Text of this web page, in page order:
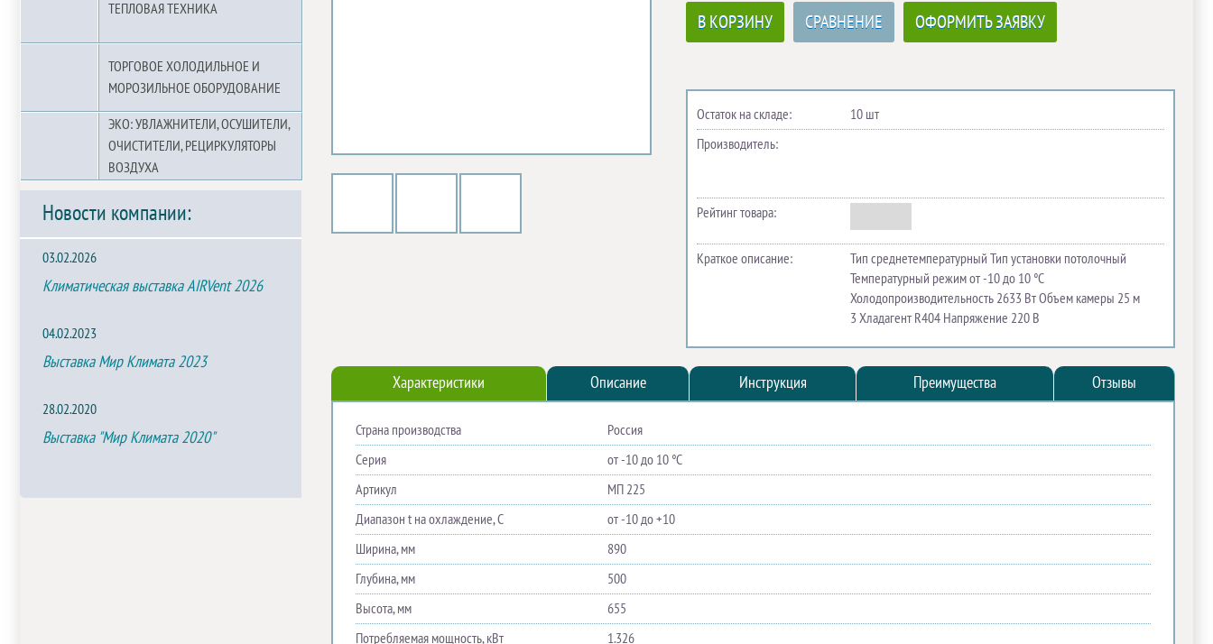
ТЕПЛОВАЯ ТЕХНИКА
ТОРГОВОЕ ХОЛОДИЛЬНОЕ И
МОРОЗИЛЬНОЕ ОБОРУДОВАНИЕ
ЭКО: УВЛАЖНИТЕЛИ, ОСУШИТЕЛИ,
ОЧИСТИТЕЛИ, РЕЦИРКУЛЯТОРЫ
ВОЗДУХА
Новости компании:
03.02.2026
Климатическая выставка AIRVent 2026
04.02.2023
Выставка Мир Климата 2023
28.02.2020
Выставка "Мир Климата 2020"
В КОРЗИНУ СРАВНЕНИЕ ОФОРМИТЬ ЗАЯВКУ
Остаток на складе:
10 шт
Производитель:
Рейтинг товара:
Краткое описание:
Тип среднетемпературный Тип установки потолочный
Температурный режим от -10 до 10 °C
Холодопроизводительность 2633 Вт Объем камеры 25 м​
3 Хладагент R404 Напряжение 220 В
Характеристики Описание Инструкция Преимущества Отзывы
Страна производства
Россия
Серия
от -10 до 10 °C
Артикул
МП 225
Диапазон t на охлаждение, С
от -10 до +10
Ширина, мм
890
Глубина, мм
500
Высота, мм
655
Потребляемая мощность, кВт
1.326